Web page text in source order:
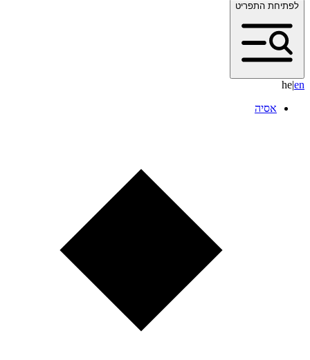
לפתיחת התפריט
he|en
אסיה